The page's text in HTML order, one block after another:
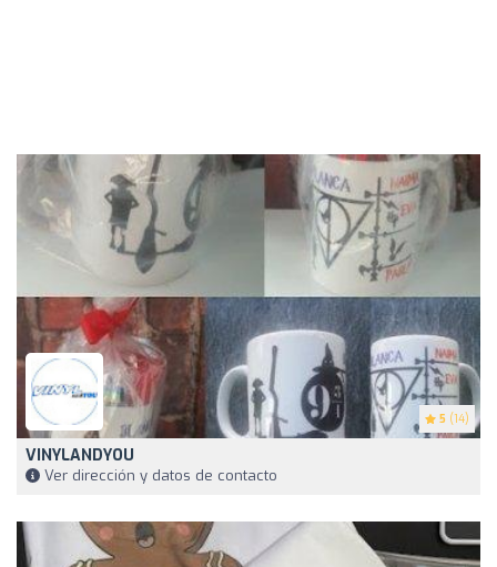
5 (14)
VINYLANDYOU
Ver dirección y datos de contacto